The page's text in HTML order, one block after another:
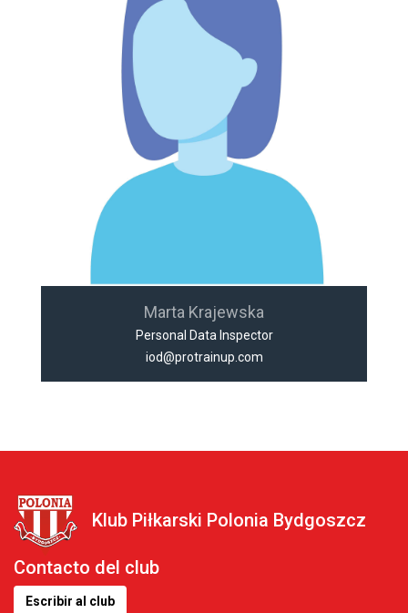
Marta Krajewska
Personal Data Inspector
iod@protrainup.com
Klub Piłkarski Polonia Bydgoszcz
Contacto del club
Escribir al club